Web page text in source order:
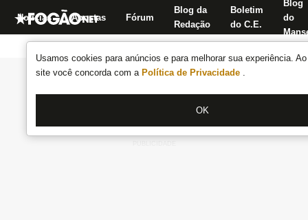
Usamos cookies para anúncios e para melhorar sua experiência.
site você concorda com a Política de Privacidade .
OK
Notícias Apostas Fórum
Blog da
Redação
Boletim
do C.E.
Blog
do